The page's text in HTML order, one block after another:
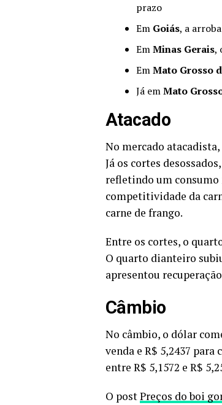
prazo
Em Goiás, a
EmMinas Gerais,
EmMato Grosso
Já emMato
Atacado
No mercado
Já os cortes
refletindo um consumo
competitividade da
carne de frango.
Entre os cortes, o
O quarto dianteiro
apresentou
Câmbio
No câmbio, o dólar
venda e R$ 5,2437
entre R$ 5,1572 e R$
O postPreços do boi